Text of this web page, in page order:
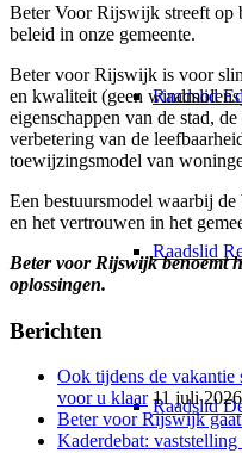
Raadslid
Raadslid
Raadslid
Beter Voor Rijswijk streeft op
beleid in onze gemeente.
Beter voor Rijswijk is voor
en kwaliteit (geen
eigenschappen van de stad,
verbetering van de
toewijzingsmodel van
Een bestuursmodel waarbij de
en het vertrouwen in het
Beter voor Rijswijk benoemt
oplossingen.
Berichten
Ook tijdens de
voor u klaar 11 juli 2026
Beter voor Rijswijk gaat
Kaderdebat: